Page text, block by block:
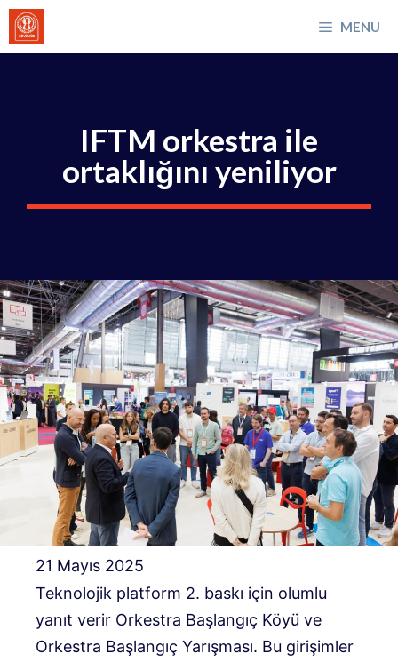
İçeriğe
atla
MENU
IFTM orkestra ile
ortaklığını yeniliyor
21 Mayıs 2025
Teknolojik platform 2. baskı için olumlu
yanıt verir Orkestra Başlangıç ​​Köyü ve
Orkestra Başlangıç ​​Yarışması. Bu girişimler